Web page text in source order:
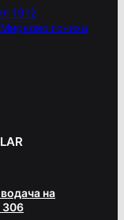
1912
гониха
на
306